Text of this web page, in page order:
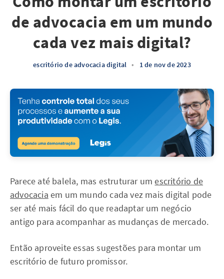
de advocacia em um mundo
cada vez mais digital?
escritório de advocacia digital • 1 de nov de 2023
Parece até balela, mas estruturar umescritório de
advocacia em um mundo cada vez mais digital pode
ser até mais fácil do que readaptar um negócio
antigo para acompanhar as mudanças de mercado.
Então aproveite essas sugestões para montar um
escritório de futuro promissor.